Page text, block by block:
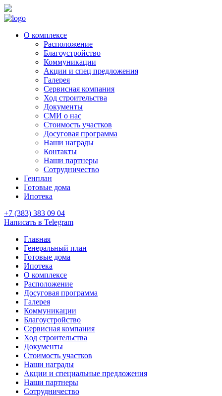
О комплексе
Расположение
Благоустройство
Коммуникации
Акции и спец предложения
Галерея
Сервисная компания
Ход строительства
Документы
СМИ о нас
Стоимость участков
Досуговая программа
Наши награды
Контакты
Наши партнеры
Сотрудничество
Генплан
Готовые дома
Ипотека
+7 (383) 383 09 04
Написать в Telegram
Главная
Генеральный план
Готовые дома
Ипотека
О комплексе
Расположение
Досуговая программа
Галерея
Коммуникации
Благоустройство
Сервисная компания
Ход строительства
Документы
Стоимость участков
Наши награды
Акции и специальные предложения
Наши партнеры
Сотрудничество